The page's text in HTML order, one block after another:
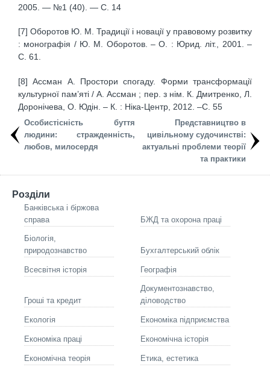
2005. — №1 (40). — С. 14
[7] Оборотов Ю. М. Традиції і новації у правовому розвитку
: монографія / Ю. М. Оборотов. – О. : Юрид. літ., 2001. –
С. 61.
[8] Ассман А. Простори спогаду. Форми трансформації
культурної пам’яті / А. Ассман ; пер. з нім. К. Дмитренко, Л.
Доронічева, О. Юдін. – К. : Ніка-Центр, 2012. –С. 55
Особистісність буття
людини: стражденність,
любов, милосердя
Представництво в
цивільному судочинстві:
актуальні проблеми теорії
та практики
Розділи
Банківська і біржова
справа
БЖД та охорона праці
Біологія,
природознавство
Бухгалтерський облік
Всесвітня історія Географія
Гроші та кредит
Документознавство,
діловодство
Екологія Економіка підприємства
Економіка праці Економічна історія
Економічна теорія Етика, естетика